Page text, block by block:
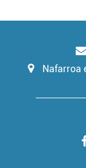
Nafarroa